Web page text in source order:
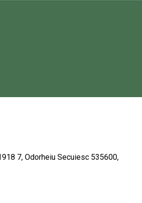
7, Odorheiu Secuiesc 535600,